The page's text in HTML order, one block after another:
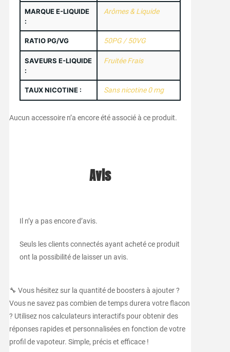
MARQUE E-LIQUIDE
:
Arômes & Liquide
RATIO PG/VG 50PG / 50VG
SAVEURS E-LIQUIDE
:
Fruitée Frais
TAUX NICOTINE : Sans nicotine 0 mg
Aucun accessoire n’a encore été associé à ce produit.
Avis
Il n’y a pas encore d’avis.
Seuls les clients connectés ayant acheté ce produit
ont la possibilité de laisser un avis.
🔧 Vous hésitez sur la quantité de boosters à ajouter ?
Vous ne savez pas combien de temps durera votre flacon
? Utilisez nos calculateurs interactifs pour obtenir des
réponses rapides et personnalisées en fonction de votre
profil de vapoteur. Simple, précis et efficace !